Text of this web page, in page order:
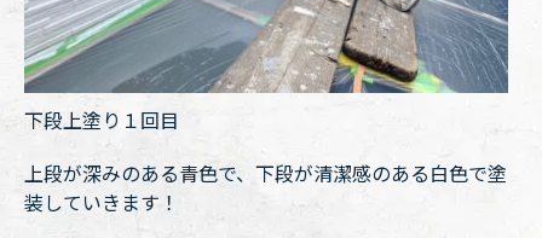
下段上塗り１回目
上段が深みのある青色で、下段が清潔感のある白色で塗
装していきます！